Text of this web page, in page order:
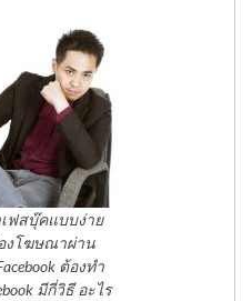
ฟสบุ๊คแบบง่าย
งโฆษณาผ่าน
ต้องทำ
มีกี่วิธี อะไร